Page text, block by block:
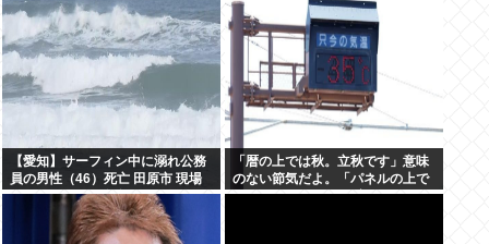
は1488万3000円…地方公務員の
給与も引き上げると、1兆1250億
円増
【愛知】サーフィン中に溺れ公務
員の男性（46）死亡 田原市 現場
はサーフィンで有名なスポット
「暦の上では秋。立秋です」意味
のない節気だよ。「パネルの上で
は19」みたいな風俗嬢かよ